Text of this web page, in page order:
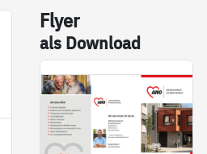
Fly­er
als Down­load